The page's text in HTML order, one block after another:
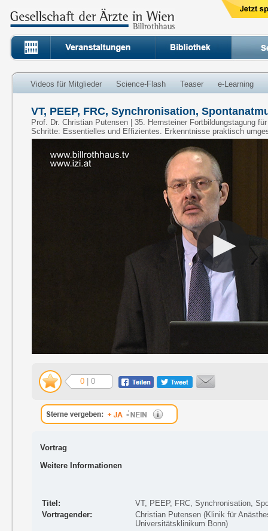
Videos für Mitglieder Science-Flash Teaser e-Learning
VT, PEEP, FRC, Synchronisation,
Prof. Dr. Christian Putensen | 35. Hernsteiner Fortbildungstagung
Schritte: Essentielles und Effizientes. Erkenntnisse praktisch
0 | 0
Vortrag
Weitere Informationen
Titel:
VT, PEEP, FRC, Synchronisation,
Vortragender:
Christian Putensen (Klinik für
Universitätsklinikum Bonn)